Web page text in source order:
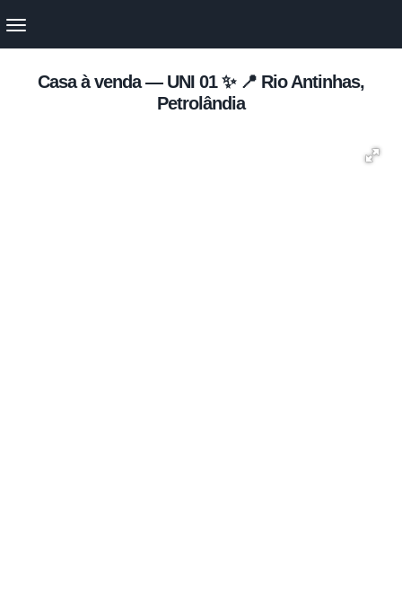
Casa à venda — UNI 01 ✨ 📍 Rio Antinhas,
Petrolândia